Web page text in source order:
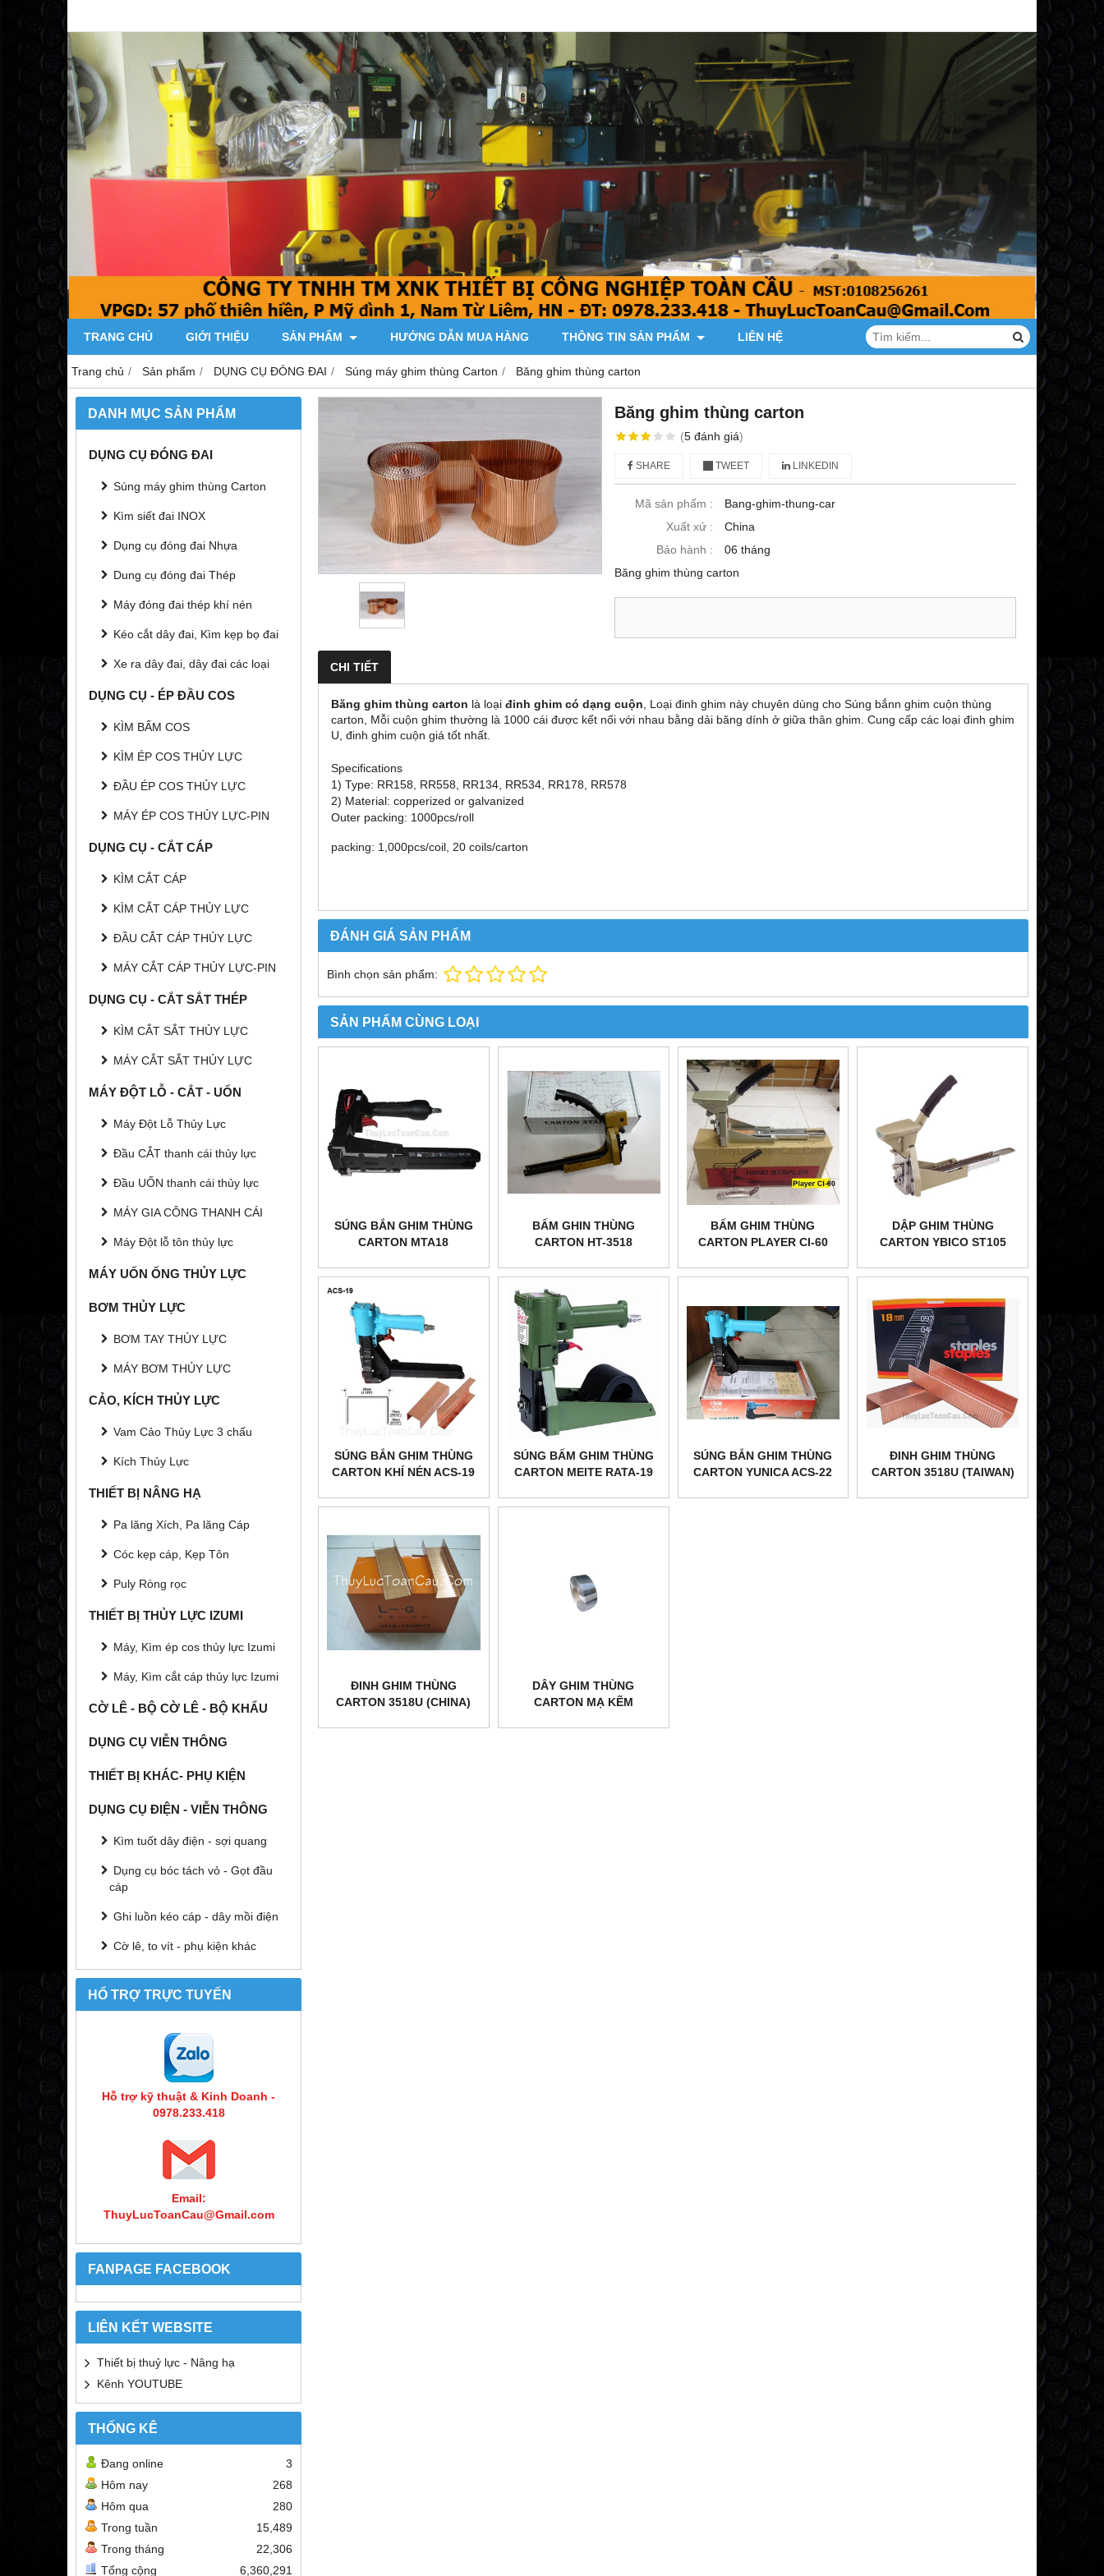
TRANG CHỦ GIỚI THIỆU SẢN PHẨM HƯỚNG DẪN MUA HÀNG THÔNG TIN SẢN PHẨM LIÊN HỆ
Trang chủ Sản phẩm DỤNG CỤ ĐÓNG ĐAI Súng máy ghim thùng Carton Băng ghim thùng carton
DANH MỤC SẢN PHẨM
DỤNG CỤ ĐÓNG ĐAI
Súng máy ghim thùng Carton
Kìm siết đai INOX
Dụng cụ đóng đai Nhựa
Dung cụ đóng đai Thép
Máy đóng đai thép khí nén
Kéo cắt dây đai, Kìm kẹp bọ đai
Xe ra dây đai, dây đai các loại
DỤNG CỤ - ÉP ĐẦU COS
KÌM BẤM COS
KÌM ÉP COS THỦY LỰC
ĐẦU ÉP COS THỦY LỰC
MÁY ÉP COS THỦY LỰC-PIN
DỤNG CỤ - CẮT CÁP
KÌM CẮT CÁP
KÌM CẮT CÁP THỦY LỰC
ĐẦU CẮT CÁP THỦY LỰC
MÁY CẮT CÁP THỦY LỰC-PIN
DỤNG CỤ - CẮT SẮT THÉP
KÌM CẮT SẮT THỦY LỰC
MÁY CẮT SẮT THỦY LỰC
MÁY ĐỘT LỖ - CẮT - UỐN
Máy Đột Lỗ Thủy Lực
Đầu CẮT thanh cái thủy lực
Đầu UỐN thanh cái thủy lực
MÁY GIA CÔNG THANH CÁI
Máy Đột lỗ tôn thủy lực
MÁY UỐN ỐNG THỦY LỰC
BƠM THỦY LỰC
BƠM TAY THỦY LỰC
MÁY BƠM THỦY LỰC
CẢO, KÍCH THỦY LỰC
Vam Cảo Thủy Lực 3 chấu
Kích Thủy Lực
THIẾT BỊ NÂNG HẠ
Pa lăng Xích, Pa lăng Cáp
Cóc kẹp cáp, Kẹp Tôn
Puly Ròng rọc
THIẾT BỊ THỦY LỰC IZUMI
Máy, Kìm ép cos thủy lực Izumi
Máy, Kìm cắt cáp thủy lực Izumi
CỜ LÊ - BỘ CỜ LÊ - BỘ KHẨU
DỤNG CỤ VIỄN THÔNG
THIẾT BỊ KHÁC- PHỤ KIỆN
DỤNG CỤ ĐIỆN - VIỄN THÔNG
Kìm tuốt dây điện - sợi quang
Dụng cụ bóc tách vỏ - Gọt đầu
cáp
Ghi luồn kéo cáp - dây mồi điện
Cờ lê, to vít - phụ kiện khác
HỔ TRỢ TRỰC TUYẾN
Hỗ trợ kỹ thuật & Kinh Doanh -
0978.233.418
Email:
ThuyLucToanCau@Gmail.com
FANPAGE FACEBOOK
LIÊN KẾT WEBSITE
Thiết bị thuỷ lực - Nâng hạ
Kênh YOUTUBE
THỐNG KÊ
Đang online
3
Hôm nay
268
Hôm qua
280
Trong tuần
15,489
Trong tháng
22,306
Tổng cộng
6,360,291
Băng ghim thùng carton
(5 đánh giá)
SHARE TWEET LINKEDIN
Mã sản phẩm :
Bang-ghim-thung-car
Xuất xứ :
China
Bảo hành :
06 tháng
Băng ghim thùng carton
CHI TIẾT
Băng ghim thùng carton là loại đinh ghim có dạng cuộn, Loại đinh ghim này chuyên dùng cho Súng bắnn ghim cuộn thùng
carton, Mỗi cuộn ghim thường là 1000 cái được kết nối với nhau bằng dải băng dính ở giữa thân ghim. Cung cấp các loại đinh ghim
U, đinh ghim cuộn giá tốt nhất.
Specifications
1) Type: RR158, RR558, RR134, RR534, RR178, RR578
2) Material: copperized or galvanized
Outer packing: 1000pcs/roll
packing: 1,000pcs/coil, 20 coils/carton
ĐÁNH GIÁ SẢN PHẨM
Bình chọn sản phẩm:
SẢN PHẨM CÙNG LOẠI
SÚNG BẮN GHIM THÙNG
CARTON MTA18
BẤM GHIN THÙNG
CARTON HT-3518
BẤM GHIM THÙNG
CARTON PLAYER CI-60
DẬP GHIM THÙNG
CARTON YBICO ST105
SÚNG BẮN GHIM THÙNG
CARTON KHÍ NÉN ACS-19
SÚNG BẤM GHIM THÙNG
CARTON MEITE RATA-19
SÚNG BẮN GHIM THÙNG
CARTON YUNICA ACS-22
ĐINH GHIM THÙNG
CARTON 3518U (TAIWAN)
ĐINH GHIM THÙNG
CARTON 3518U (CHINA)
DÂY GHIM THÙNG
CARTON MẠ KẼM